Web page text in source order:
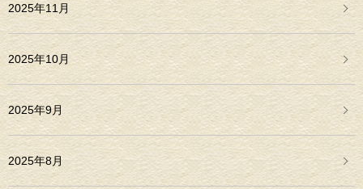
2025年11月
2025年10月
2025年9月
2025年8月